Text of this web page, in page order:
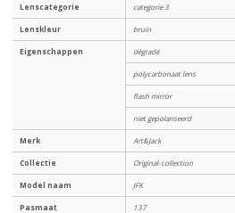
Lenscategorie categorie 3
Lenskleur bruin
Eigenschappen dégradé
polycarbonaat lens
flash mirror
niet gepolariseerd
Merk Art&Jack
Collectie Original-collection
Model naam JFK
Pasmaat 137